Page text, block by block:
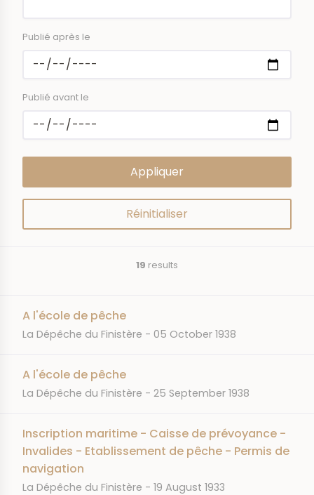
Publié après le
Publié avant le
19 results
A l'école de pêche
JOURNAL
La Dépêche du Finistère DATE
05 October 1938
A l'école de pêche
JOURNAL
La Dépêche du Finistère DATE
25 September 1938
Inscription maritime - Caisse de prévoyance -
Invalides - Etablissement de pêche - Permis de
navigation
JOURNAL
La Dépêche du Finistère DATE
19 August 1933